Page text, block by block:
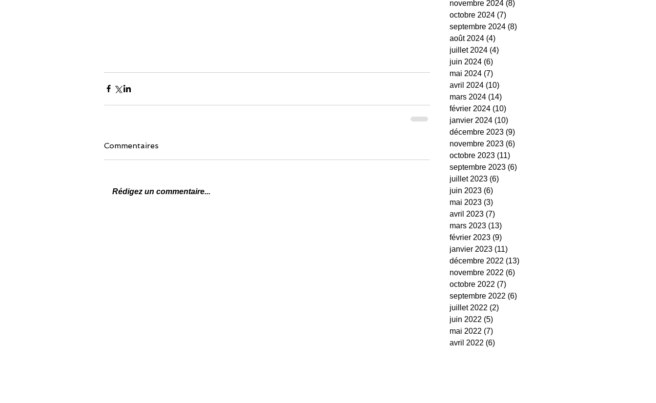
Commentaires
Rédigez un commentaire...
novembre 2024 (8)
octobre 2024 (7)
septembre 2024 (8)
août 2024 (4)
juillet 2024 (4)
juin 2024 (6)
mai 2024 (7)
avril 2024 (10)
mars 2024 (14)
février 2024 (10)
janvier 2024 (10)
décembre 2023 (9)
novembre 2023 (6)
octobre 2023 (11)
septembre 2023 (6)
juillet 2023 (6)
juin 2023 (6)
mai 2023 (3)
avril 2023 (7)
mars 2023 (13)
février 2023 (9)
janvier 2023 (11)
décembre 2022 (13)
novembre 2022 (6)
octobre 2022 (7)
septembre 2022 (6)
juillet 2022 (2)
juin 2022 (5)
mai 2022 (7)
avril 2022 (6)